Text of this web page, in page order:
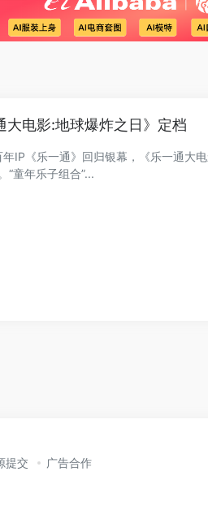
大电影:地球爆炸之日》定档
IP《乐一通》回归银幕，《乐一通大
“童年乐子组合”...
提交 广告合作